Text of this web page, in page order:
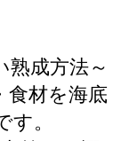
熟成方法～
食材を海底
。